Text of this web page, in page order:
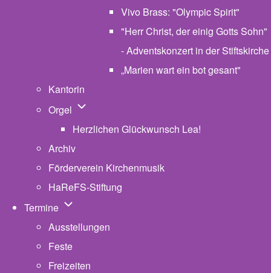
Vivo Brass: "Olympic Spirit"
"Herr Christ, der einig Gotts Sohn"
- Adventskonzert in der Stiftskirche
„Marien wart ein bot gesant"
Kantorin
Orgel Unternavigation von Orgel
Herzlichen Glückwunsch Lea!
Archiv
Förderverein Kirchenmusik
HaReFS-Stiftung
Termine Unternavigation von Termine
Ausstellungen
Feste
Freizeiten